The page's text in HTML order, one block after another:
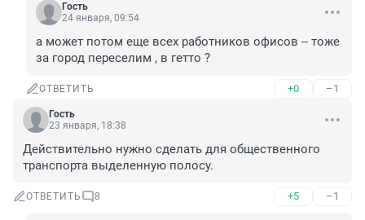
Гость
24 января, 09:54
а может потом еще всех работников офисов -- тоже
за город переселим , в гетто ?
ОТВЕТИТЬ +0 –1
Гость
23 января, 18:38
Действительно нужно сделать для общественного
транспорта выделенную полосу.
ОТВЕТИТЬ 8 +5 –1